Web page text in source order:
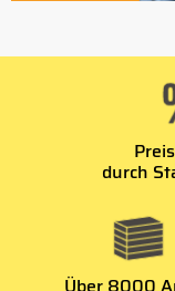
durch